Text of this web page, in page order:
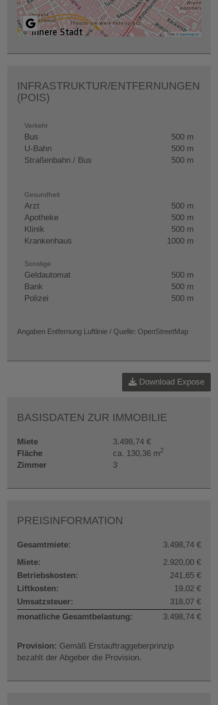
Tiles ©basemap.at
INFRASTRUKTUR/ENTFERNUNGEN
(POIS)
Verkehr
Bus
500 m
U-Bahn
500 m
Straßenbahn / Bus
500 m
Gesundheit
Arzt
500 m
Apotheke
500 m
Klinik
500 m
Krankenhaus
1000 m
Sonstige
Geldautomat
500 m
Bank
500 m
Polizei
500 m
Angaben Entfernung Luftlinie / Quelle: OpenStreetMap
Download Expose
BASISDATEN ZUR IMMOBILIE
Miete
3.498,74 €
Fläche
ca. 130,36 m2
Zimmer 3
PREISINFORMATION
Gesamtmiete:
3.498,74 €
Miete:
2.920,00 €
Betriebskosten:
241,65 €
Liftkosten:
19,02 €
Umsatzsteuer:
318,07 €
monatliche Gesamtbelastung:
3.498,74 €
Provision: Gemäß Erstauftraggeberprinzip
bezahlt der Abgeber die Provision.